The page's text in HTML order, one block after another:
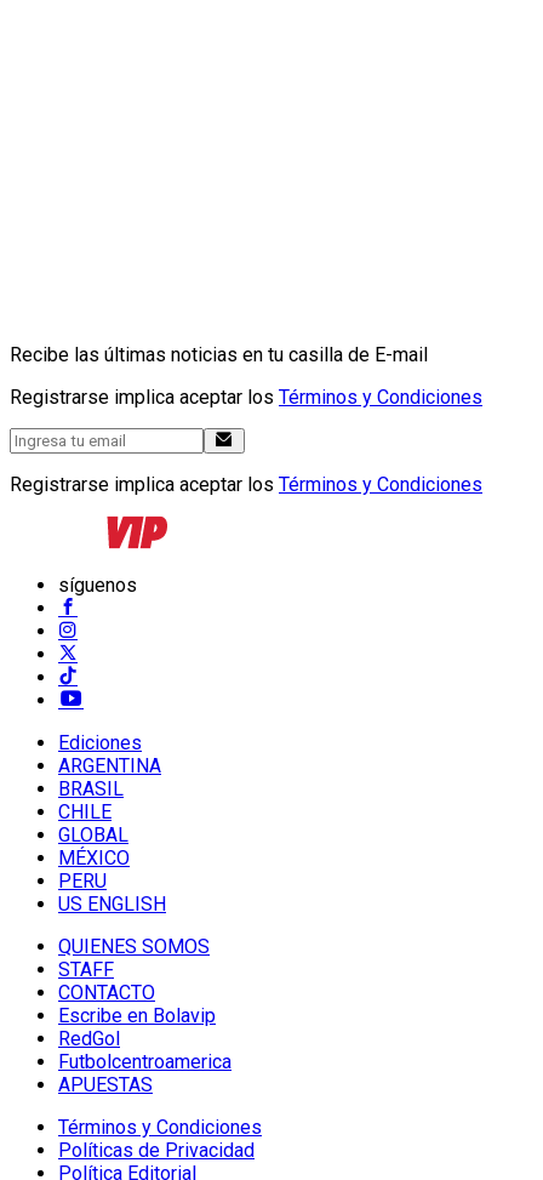
Recibe las últimas noticias en tu casilla de E-mail
Registrarse implica aceptar los Términos y Condiciones
Registrarse implica aceptar los Términos y Condiciones
síguenos
Ediciones
ARGENTINA
BRASIL
CHILE
GLOBAL
MÉXICO
PERU
US ENGLISH
QUIENES SOMOS
STAFF
CONTACTO
Escribe en Bolavip
RedGol
Futbolcentroamerica
APUESTAS
Términos y Condiciones
Políticas de Privacidad
Política Editorial